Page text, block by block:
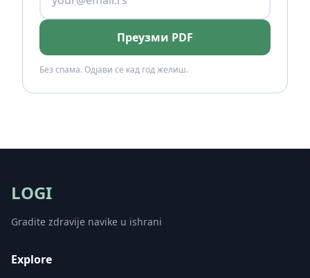
Преузми PDF
Без спама. Одјави се кад год желиш.
LOGI
Gradite zdravije navike u ishrani
Explore